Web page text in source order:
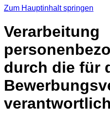
Zum Hauptinhalt springen
Verarbeitung
durch die für